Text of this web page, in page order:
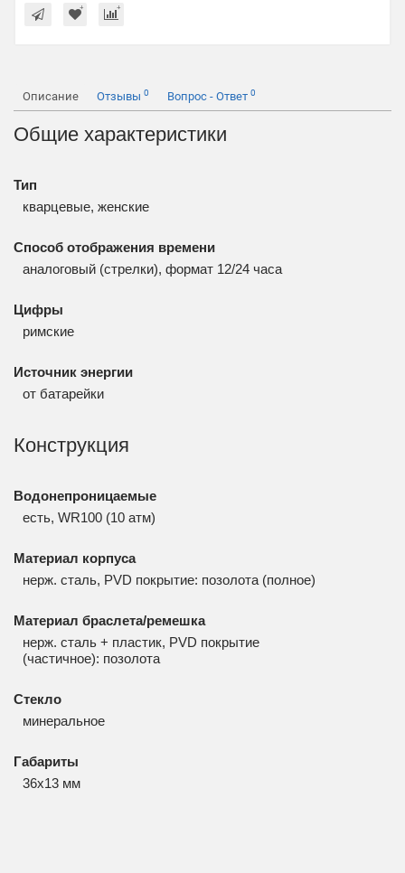
Описание Отзывы 0 Вопрос - Ответ 0
Общие характеристики
Тип
кварцевые, женские
Способ отображения времени
аналоговый (стрелки), формат 12/24 часа
Цифры
римские
Источник энергии
от батарейки
Конструкция
Водонепроницаемые
есть, WR100 (10 атм)
Материал корпуса
нерж. сталь, PVD покрытие: позолота (полное)
Материал браслета/ремешка
нерж. сталь + пластик, PVD покрытие
(частичное): позолота
Стекло
минеральное
Габариты
36x13 мм